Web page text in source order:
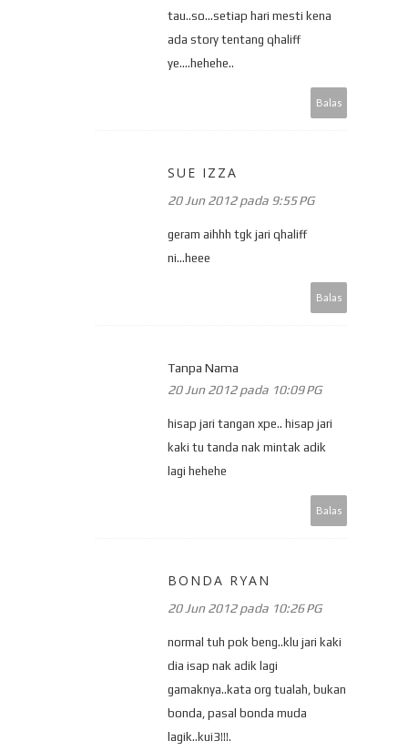
tau..so...setiap hari mesti kena
ada story tentang qhaliff
ye....hehehe..
Balas
SUE IZZA
20 Jun 2012 pada 9:55 PG
geram aihhh tgk jari qhaliff
ni...heee
Balas
Tanpa Nama
20 Jun 2012 pada 10:09 PG
hisap jari tangan xpe.. hisap jari
kaki tu tanda nak mintak adik
lagi hehehe
Balas
BONDA RYAN
20 Jun 2012 pada 10:26 PG
normal tuh pok beng..klu jari kaki
dia isap nak adik lagi
gamaknya..kata org tualah, bukan
bonda, pasal bonda muda
lagik..kui3!!!.